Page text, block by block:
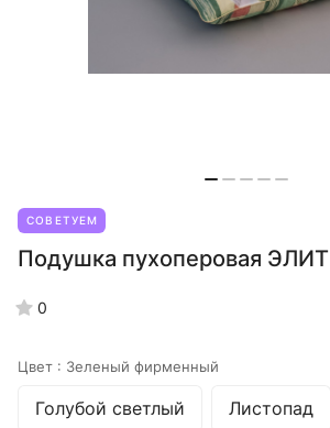
СОВЕТУЕМ
Подушка пухоперовая ЭЛИТ
0
Цвет : Зеленый фирменный
Голубой светлый Листопад